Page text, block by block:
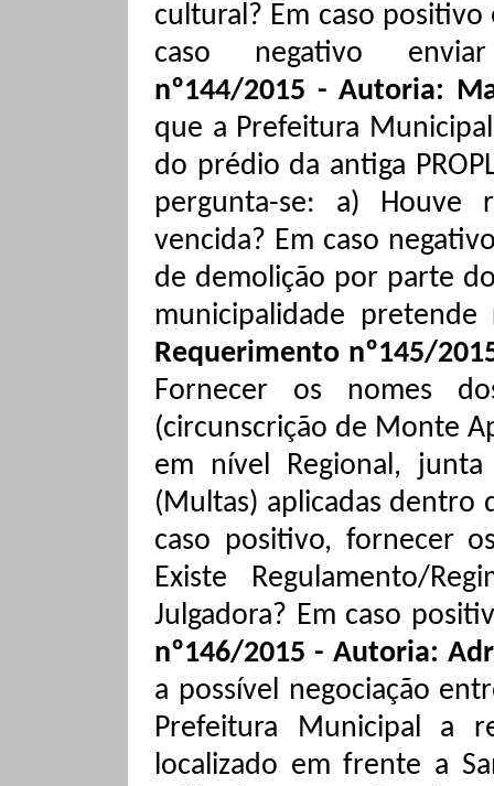
cultural? Em caso
caso negativo
nº144/2015 - Autoria:
que a Prefeitura
do prédio da antiga
pergunta-se: a) Houve
vencida? Em caso
de demolição por parte
municipalidade
Requerimento nº145/
Fornecer os nomes
(circunscrição de Monte
em nível Regional, junta
(Multas) aplicadas dentro
caso positivo, fornecer
Existe Regulamento/
Julgadora? Em caso
nº146/2015 - Autoria:
a possível negociação
Prefeitura Municipal a
localizado em frente a